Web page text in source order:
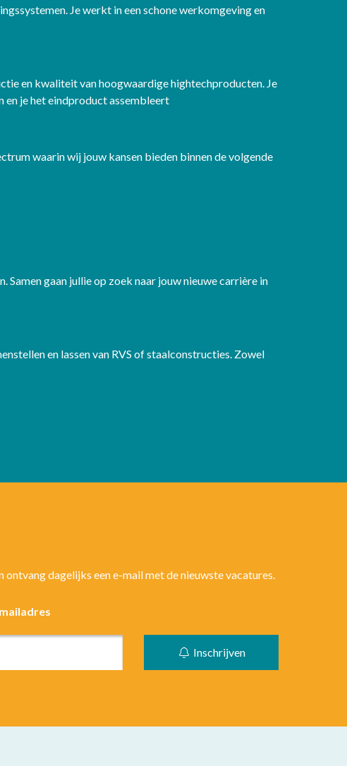
Je werkt in een schone werkomgeving en
en kwaliteit van hoogwaardige hightechproducten. Je
en je het eindproduct assembleert
waarin wij jouw kansen bieden binnen de volgende
Samen gaan jullie op zoek naar jouw nieuwe carrière in
en lassen van RVS of staalconstructies. Zowel
dagelijks een e-mail met de nieuwste vacatures.
Inschrijven